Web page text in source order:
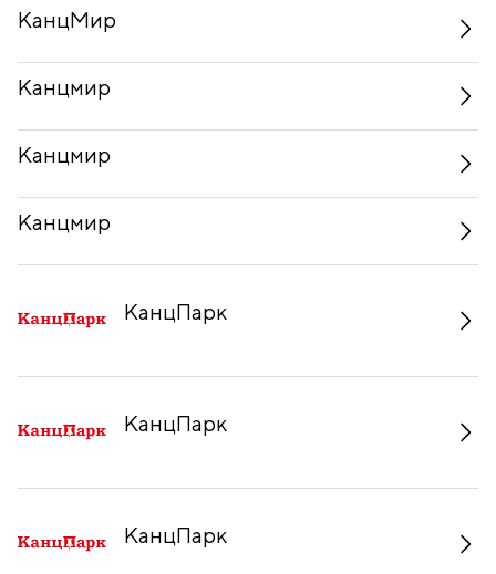
КанцМир
Канцмир
Канцмир
Канцмир
КанцПарк
КанцПарк
КанцПарк